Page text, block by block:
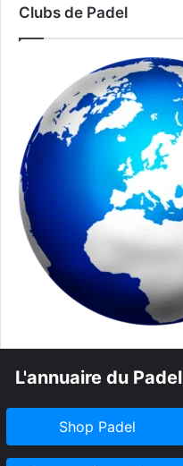
Clubs de Padel
L'annuaire du Padel
Shop Padel